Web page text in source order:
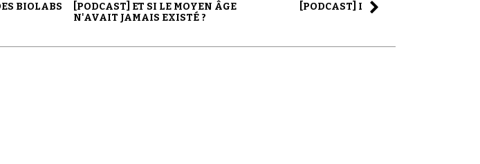
BIOLABS
[PODCAST] ET SI LE MOYEN ÂGE
N'AVAIT JAMAIS EXISTÉ ?
[PODCAST] LA SAGA ALEX JONES